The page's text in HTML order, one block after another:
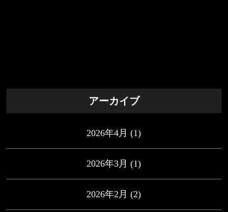
アーカイブ
2026年4月 (1)
2026年3月 (1)
2026年2月 (2)